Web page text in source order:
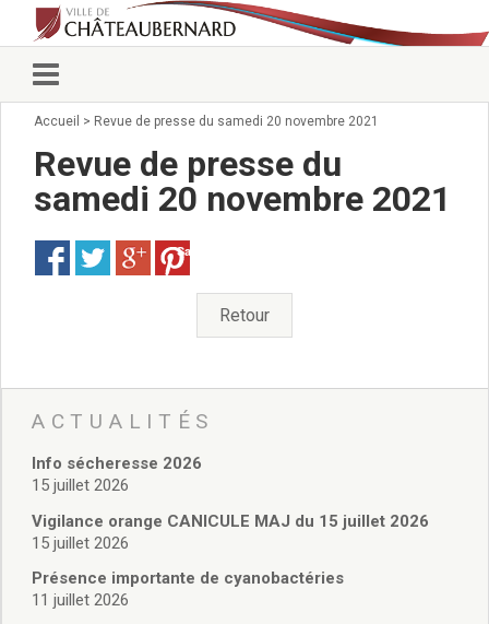
Vie municipale
Conseillers municipaux
Commissions 2026
Arrêtés du Maire
Services municipaux
Pour venir nous voir
administratives
Services Techniques
Affaires Scolaires
Vie associative
Police Municipale/règlementation
Cimetière/réglementation funéraire
Services en ligne
Licences boissons
Accueil > Revue de presse du samedi 20 novembre 2021
Revue de presse du
samedi 20 novembre 2021
Save
Retour
ACTUALITÉS
Info sécheresse 2026
15 juillet 2026
Vigilance orange CANICULE MAJ du 15 juillet 2026
15 juillet 2026
Présence importante de cyanobactéries
11 juillet 2026